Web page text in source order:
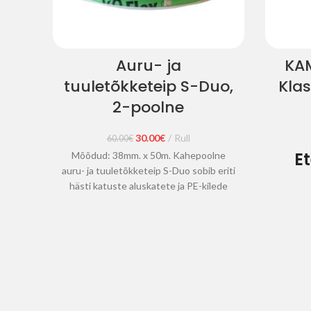
Auru- ja
tuuletõkketeip S-Duo,
2-poolne
60.00€ Algne
hind
oli:
60.00€.
30.00€Current
price
is:
30.00€.
Rull
Mõõdud: 38mm. x 50m. Kahepoolne
auru- ja tuuletõkketeip S-Duo sobib eriti
hästi katuste aluskatete ja PE-kilede